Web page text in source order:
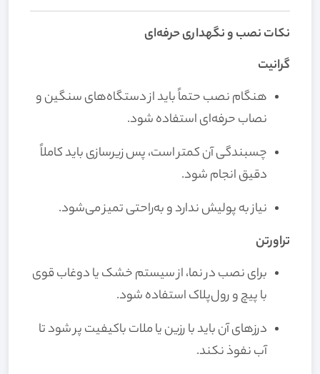
نکات نصب و نگهداری حرفه‌ای
گرانیت
هنگام نصب حتماً باید از دستگاه‌های سنگین و
نصاب حرفه‌ای استفاده شود.
چسبندگی آن کمتر است، پس زیرسازی باید کاملاً
دقیق انجام شود.
نیاز به پولیش ندارد و به‌راحتی تمیز می‌شود.
تراورتن
برای نصب در نما، از سیستم خشک یا دوغاب قوی
با پیچ و رول‌پلاک استفاده شود.
درزهای آن باید با رزین یا ملات باکیفیت پر شود تا
آب نفوذ نکند.